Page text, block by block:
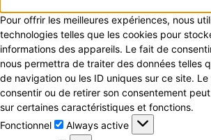
Pour offrir les meilleures expériences, nous
technologies telles que les cookies pour
informations des appareils. Le fait de
nous permettra de traiter des données telles
de navigation ou les ID uniques sur ce site.
consentir ou de retirer son consentement
sur certaines caractéristiques et fonctions.
Fonctionnel
Fonctionnel
Always active